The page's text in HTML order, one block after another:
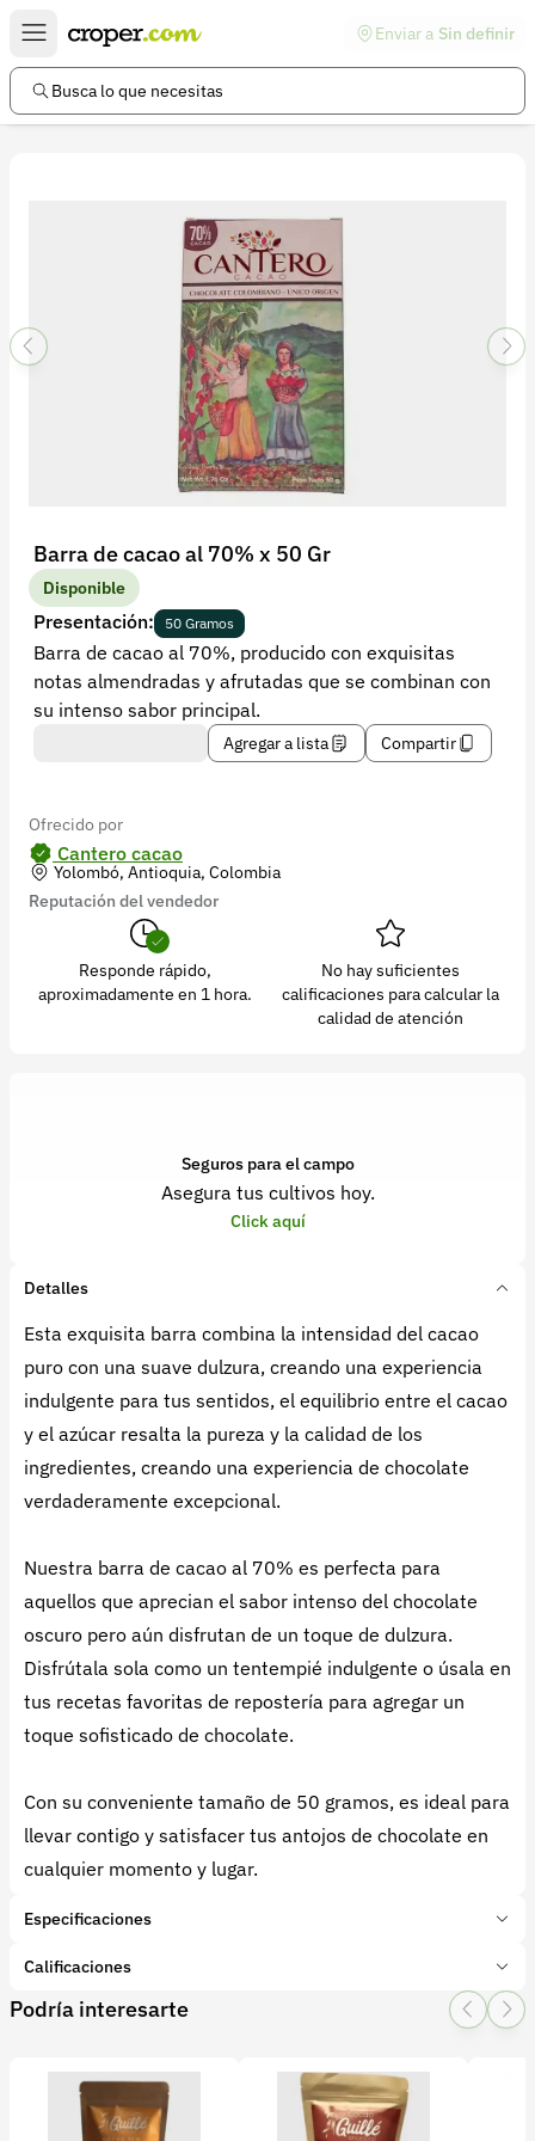
Enviar a Sin definir
Busca lo que necesitas
Barra de cacao al 70% x 50 Gr
Disponible
Presentación: 50 Gramos
Barra de cacao al 70%, producido con exquisitas
notas almendradas y afrutadas que se combinan con
su intenso sabor principal.
Agregar a lista Compartir
Ofrecido por
Cantero cacao
Yolombó, Antioquia, Colombia
Reputación del vendedor
Responde rápido,
aproximadamente en 1 hora.
No hay suficientes
calificaciones para calcular la
calidad de atención
Seguros para el campo
Asegura tus cultivos hoy.
Click aquí
Detalles
Esta exquisita barra combina la intensidad del cacao
puro con una suave dulzura, creando una experiencia
indulgente para tus sentidos, el equilibrio entre el cacao
y el azúcar resalta la pureza y la calidad de los
ingredientes, creando una experiencia de chocolate
verdaderamente excepcional.
Nuestra barra de cacao al 70% es perfecta para
aquellos que aprecian el sabor intenso del chocolate
oscuro pero aún disfrutan de un toque de dulzura.
Disfrútala sola como un tentempié indulgente o úsala en
tus recetas favoritas de repostería para agregar un
toque sofisticado de chocolate.
Con su conveniente tamaño de 50 gramos, es ideal para
llevar contigo y satisfacer tus antojos de chocolate en
cualquier momento y lugar.
Especificaciones
Marca:
Cantero Cacao
Tipo de producto:Producto final
Barras y Bombones
Calificaciones
1 Star
2 Star
3 Star4 Star
0 calificaciones
Podría interesarte
Enlaces de interés
Preguntas frecuentes
Términos y condiciones
Política de devoluciones
Política de privacidad
Recuperar contraseña
Contacto
Soporte
+57 323 2931928
Versión 5.44.0
Síguenos